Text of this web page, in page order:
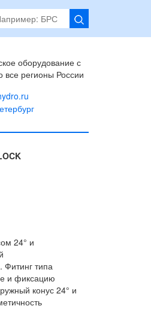
оборудование с
все регионы России
24° и
Фитинг типа
и фиксацию
конус 24° и